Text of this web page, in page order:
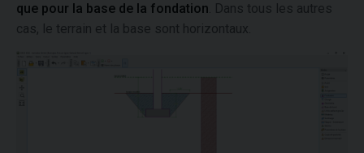
que pour la base de la fondation . Dans tous les autres
cas, le terrain et la base sont horizontaux.